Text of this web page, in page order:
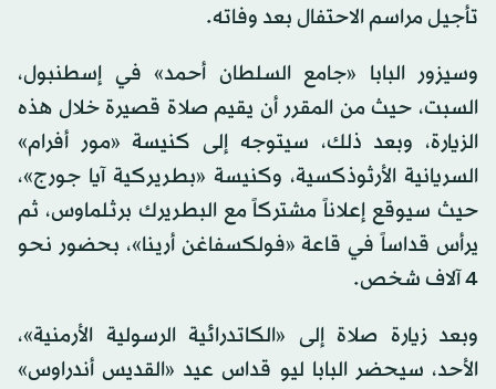
تأجيل مراسم الاحتفال بعد وفاته.
وسيزور البابا «جامع السلطان أحمد» في إسطنبول،
السبت، حيث من المقرر أن يقيم صلاة قصيرة خلال هذه
الزيارة، وبعد ذلك، سيتوجه إلى كنيسة «مور أفرام»
السريانية الأرثوذكسية، وكنيسة «بطريركية آيا جورج»،
حيث سيوقع إعلاناً مشتركاً مع البطريرك برثلماوس، ثم
يرأس قداساً في قاعة «فولكسفاغن أرينا»، بحضور نحو
4 آلاف شخص.
وبعد زيارة صلاة إلى «الكاتدرائية الرسولية الأرمنية»،
الأحد، سيحضر البابا ليو قداس عيد «القديس أندراوس»